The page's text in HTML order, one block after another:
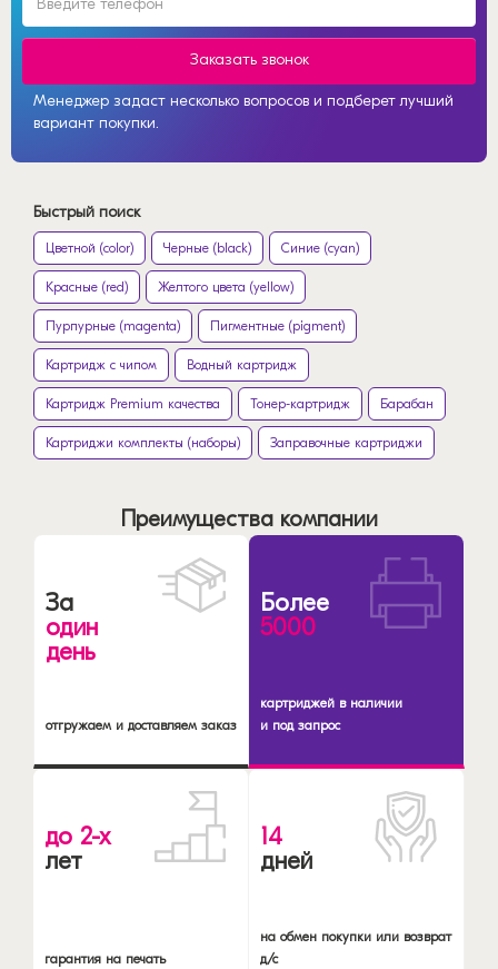
Заказать звонок
Менеджер задаст несколько вопросов и подберет лучший
вариант покупки.
Быстрый поиск
Цветной (color) Черные (black) Синие (cyan)
Красные (red) Желтого цвета (yellow)
Пурпурные (magenta) Пигментные (pigment)
Картридж с чипом Водный картридж
Картридж Premium качества Тонер-картридж Барабан
Картриджи комплекты (наборы) Заправочные картриджи
Преимущества компании
За
один
день
отгружаем и доставляем заказ
Более
5000
картриджей в наличии
и под запрос
до 2-х
лет
гарантия на печать
14
дней
на обмен покупки или возврат
д/с